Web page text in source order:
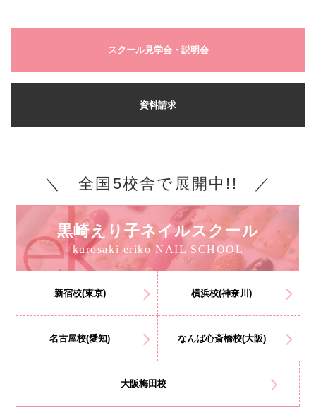
スクール見学会・説明会
資料請求
＼ 全国5校舎で展開中!! ／
黒崎えり子ネイルスクール
kurosaki eriko NAIL SCHOOL
新宿校(東京) 横浜校(神奈川)
名古屋校(愛知) なんば心斎橋校(大阪)
大阪梅田校